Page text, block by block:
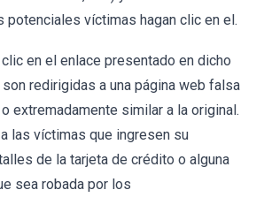
potenciales víctimas hagan clic en el.
en el enlace presentado en dicho
redirigidas a una página web falsa
extremadamente similar a la original.
las víctimas que ingresen su
de la tarjeta de crédito o alguna
sea robada por los